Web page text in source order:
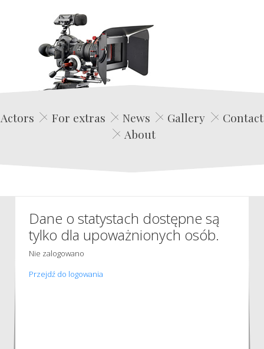
Edwin Film Agencja Aktorska
Actors For extras News Gallery
Contact
About
Dane o statystach dostępne są
tylko dla upoważnionych osób.
Nie zalogowano
Przejdź do logowania